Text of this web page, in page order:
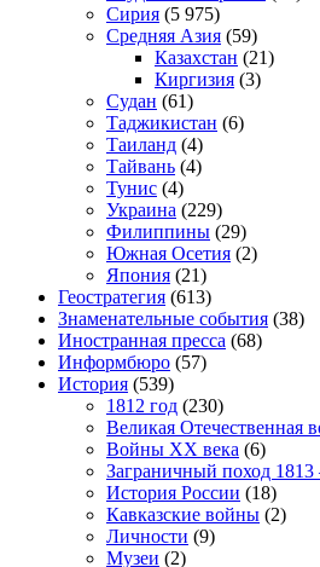
Сирия (5 975)
Средняя Азия (59)
Казахстан (21)
Киргизия (3)
Судан (61)
Таджикистан (6)
Таиланд (4)
Тайвань (4)
Тунис (4)
Украина (229)
Филиппины (29)
Южная Осетия (2)
Япония (21)
Геостратегия (613)
Знаменательные события (38)
Иностранная пресса (68)
Информбюро (57)
История (539)
1812 год (230)
Великая Отечественная
Войны XX века (6)
Заграничный поход
История России (18)
Кавказские войны (2)
Личности (9)
Музеи (2)